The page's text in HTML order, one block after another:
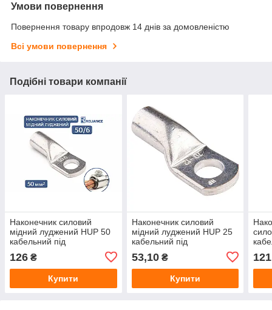
Умови повернення
Повернення товару впродовж 14 днів за домовленістю
Всі умови повернення
Подібні товари компанії
Наконечник силовий
мідний луджений HUP 50
кабельний під
опресування для 50 мм²
126 ₴
Купити
Наконечник силовий
мідний луджений HUP 25
кабельний під
опресування для мідного
кабелю 25 мм²
53,10₴
Купити